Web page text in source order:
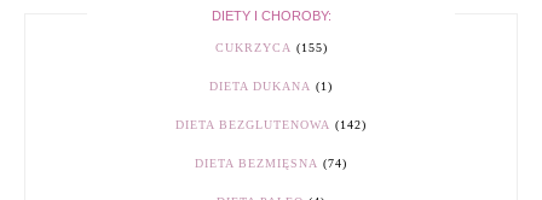
DIETY I CHOROBY:
CUKRZYCA (155)
DIETA DUKANA (1)
DIETA BEZGLUTENOWA (142)
DIETA BEZMIĘSNA (74)